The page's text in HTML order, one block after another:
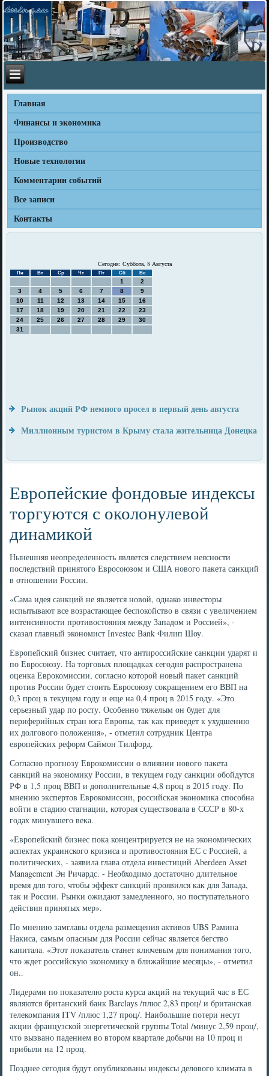
Главная
Финансы и экономика
Производство
Новые технологии
Комментарии событий
Все записи
Контакты
Сегодня: Суббота, 8 Августа
Пн Вт Ср Чт Пт Сб Вс
1
2
3
4 5 6 7 8
9
10
11 12 13 14 15
16
17
18 19 20 21 22
23
24
25 26 27 28 29
30
31
Рынок акций РФ немного просел в первый день августа
Миллионным туристом в Крыму стала жительница Донецка
Европейские фондовые индексы
торгуются с околонулевой
динамикой
Нынешняя неопределенность является следствием неясности
последствий принятого Евросоюзом и США нового пакета санкций
в отношении России.
«Сама идея санкций не является новой, однако инвесторы
испытывают все возрастающее беспокойство в связи с увеличением
интенсивности противостояния между Западом и Россией», -
сказал главный экономист Investec Bank Филип Шоу.
Европейский бизнес считает, что антироссийские санкции ударят и
по Евросоюзу. На торговых площадках сегодня распространена
оценка Еврокомиссии, согласно которой новый пакет санкций
против России будет стоить Евросоюзу сокращением его ВВП на
0,3 проц в текущем году и еще на 0,4 проц в 2015 году. «Это
серьезный удар по росту. Особенно тяжелым он будет для
периферийных стран юга Европы, так как приведет к ухудшению
их долгового положения», - отметил сотрудник Центра
европейских реформ Саймон Тилфорд.
Согласно прогнозу Еврокомиссии о влиянии нового пакета
санкций на экономику России, в текущем году санкции обойдутся
РФ в 1,5 проц ВВП и дополнительные 4,8 проц в 2015 году. По
мнению экспертов Еврокомиссии, российская экономика способна
войти в стадию стагнации, которая существовала в СССР в 80-х
годах минувшего века.
«Европейский бизнес пока концентрируется не на экономических
аспектах украинского кризиса и противостояния ЕС с Россией, а
политических, - заявила глава отдела инвестиций Aberdeen Asset
Management Эн Ричардс. - Необходимо достаточно длительное
время для того, чтобы эффект санкций проявился как для Запада,
так и России. Рынки ожидают замедленного, но поступательного
действия принятых мер».
По мнению замглавы отдела размещения активов UBS Рамина
Накиса, самым опасным для России сейчас является бегство
капитала. «Этот показатель станет ключевым для понимания того,
что ждет российскую экономику в ближайшие месяцы», - отметил
он..
Лидерами по показателю роста курса акций на текущий час в ЕС
являются британский банк Barclays /плюс 2,83 проц/ и британская
телекомпания ITV /плюс 1,27 проц/. Наибольшие потери несут
акции французской энергетической группы Total /минус 2,59 проц/,
что вызвано падением во втором квартале добычи на 10 проц и
прибыли на 12 проц.
Позднее сегодня будут опубликованы индексы делового климата в